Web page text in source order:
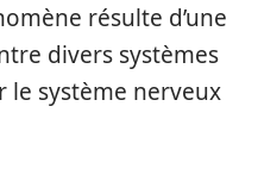
résulte d’une
divers systèmes
le système nerveux